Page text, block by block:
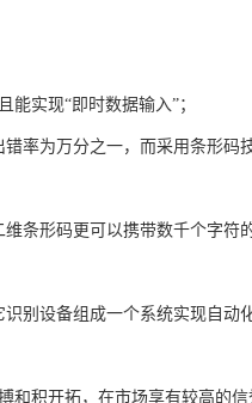
实现“即时数据输入”；
率为万分之一，而采用条形码
条形码更可以携带数千个字符
别设备组成一个系统实现自动
和积开拓，在市场享有较高的